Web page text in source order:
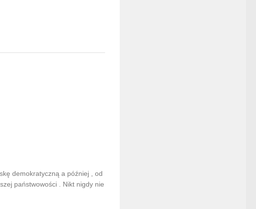
demokratyczną a później , od
państwowości . Nikt nigdy nie